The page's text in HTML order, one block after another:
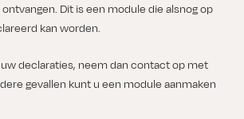
Dit is een module die alsnog op
kan worden.
declaraties, neem dan contact op met
gevallen kunt u een module aanmaken